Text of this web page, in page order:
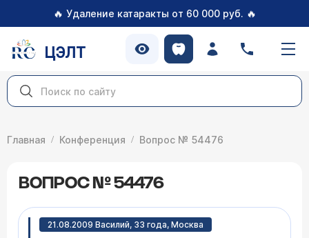
🔥 Удаление катаракты от 60 000 руб. 🔥
ЦЭЛТ
Главная Конференция Вопрос № 54476
ВОПРОС № 54476
21.08.2009 Василий, 33 года, Москва